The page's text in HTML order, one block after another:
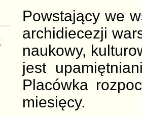
Powstający we
archidiecezji
naukowy,
jest
Placówka
miesięcy.